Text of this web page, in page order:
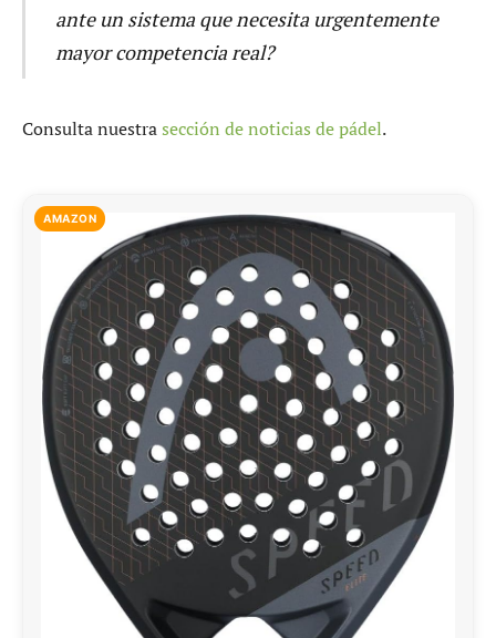
ante un sistema que necesita urgentemente
mayor competencia real?
Consulta nuestrasección de noticias de pádel.
AMAZON